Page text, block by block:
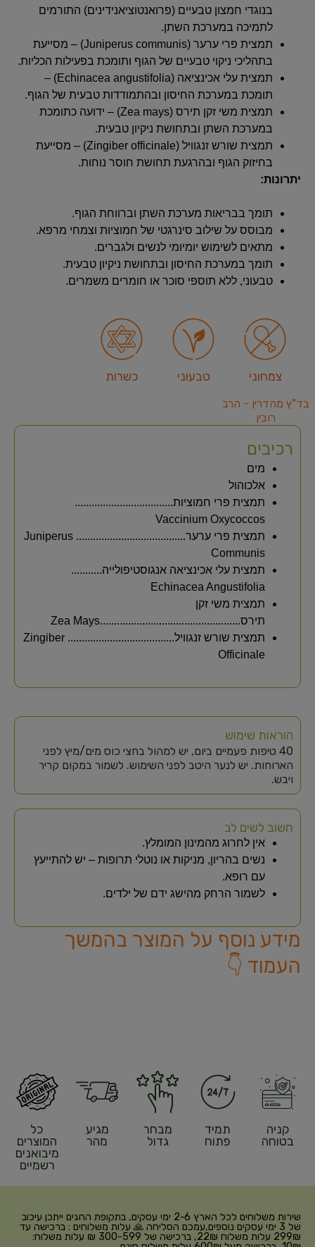
בנוגדי חמצון טבעיים (פרואנטוציאנידינים) התורמים
לתמיכה במערכת השתן.
תמצית פרי ערער (Juniperus communis) – מסייעת
בתהליכי ניקוי טבעיים של הגוף ותומכת בפעילות הכליות.
תמצית עלי אכינציאה (Echinacea angustifolia) –
תומכת במערכת החיסון ובהתמודדות טבעית של הגוף.
תמצית משי זקן תירס (Zea mays) – ידועה כתומכת
במערכת השתן ובתחושת ניקיון טבעית.
תמצית שורש זנגוויל (Zingiber officinale) – מסייעת
בחיזוק הגוף ובהרגעת תחושת חוסר נוחות.
יתרונות:
תומך בבריאות מערכת השתן וברווחת הגוף.
מבוסס על שילוב סינרגטי של חמוציות וצמחי מרפא.
מתאים לשימוש יומיומי לנשים ולגברים.
תומך במערכת החיסון ובתחושת ניקיון טבעית.
טבעוני, ללא תוספי סוכר או חומרים משמרים.
צמחוני טבעוני כשרות
בד"ץ מהדרין - הרב
רובין
רכיבים
מים
אלכוהול
תמצית פרי חמוציות...................................
Vaccinium Oxycoccos
תמצית פרי ערער....................................... Juniperus
Communis
תמצית עלי אכינציאה אנגוסטיפולייה...........
Echinacea Angustifolia
תמצית משי זקן
תירס..................................................Zea Mays
תמצית שורש זנגוויל...................................... Zingiber
Officinale
הוראות שימוש
40 טיפות פעמיים ביום, יש למהול בחצי כוס מים/מיץ לפני
הארוחות. יש לנער היטב לפני השימוש. לשמור במקום קריר
ויבש.
חשוב לשים לב
אין לחרוג מהמינון המומלץ.
נשים בהריון, מניקות או נוטלי תרופות – יש להתייעץ
עם רופא.
לשמור הרחק מהישג ידם של ילדים.
מידע נוסף על המוצר בהמשך
העמוד 👇
קניה
בטוחה
תמיד
פתוח
מבחר
גדול
מגיע
מהר
כל
המוצרים
מיבואנים
רשמיים
שירות משלוחים לכל הארץ 2-6 ימי עסקים, בתקופת החגים ייתכן עיכוב
של 3 ימי עסקים נוספים,עמכם הסליחה 🙏 עלות משלוחים : ברכישה עד
299₪ עלות משלוח 22₪, ברכישה של 300-599 ₪ עלות משלוח: